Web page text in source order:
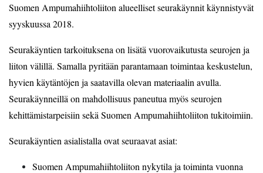
Suomen Ampumahiihtoliiton alueelliset seurakäynnit käynnistyvät
syyskuussa 2018.
Seurakäyntien tarkoituksena on lisätä vuorovaikutusta seurojen ja
liiton välillä. Samalla pyritään parantamaan toimintaa keskustelun,
hyvien käytäntöjen ja saatavilla olevan materiaalin avulla.
Seurakäynneillä on mahdollisuus paneutua myös seurojen
kehittämistarpeisiin sekä Suomen Ampumahiihtoliiton tukitoimiin.
Seurakäyntien asialistalla ovat seuraavat asiat:
Suomen Ampumahiihtoliiton nykytila ja toiminta vuonna